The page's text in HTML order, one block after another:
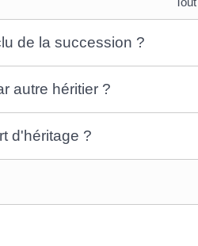
de la succession ?
autre héritier ?
d'héritage ?